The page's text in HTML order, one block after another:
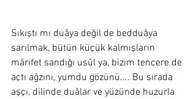
Sıkıştı mı duâya değil de bedduâya
sarılmak, bütün küçük kalmışların
mârifet sandığı usûl ya, bizim tencere de
açtı ağzını, yumdu gözünü.... Bu sırada
aşçı, dilinde duâlar ve yüzünde huzurla